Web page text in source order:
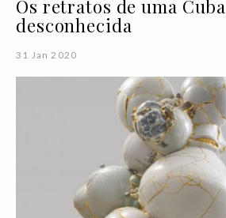
Os retratos de uma Cuba
desconhecida
31 Jan 2020